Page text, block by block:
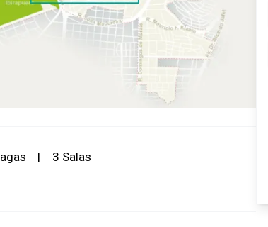
|
3 Salas